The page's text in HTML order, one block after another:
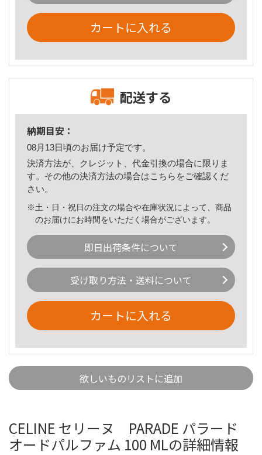
カートに入れる
配送する
納期目安：
08月13日頃のお届け予定です。
決済方法が、クレジット、代金引換の場合に限りま
す。その他の決済方法の場合はこちら をご確認くだ
さい。
※土・日・祝日の注文の場合や在庫状況によって、商品
のお届けにお時間をいただく場合がございます。
即日出荷条件について
受け取り方法・送料について
カートに入れる
欲しいものリストに追加
CELINE セリーヌ PARADE パラード
オードパルファム 100 MLの詳細情報